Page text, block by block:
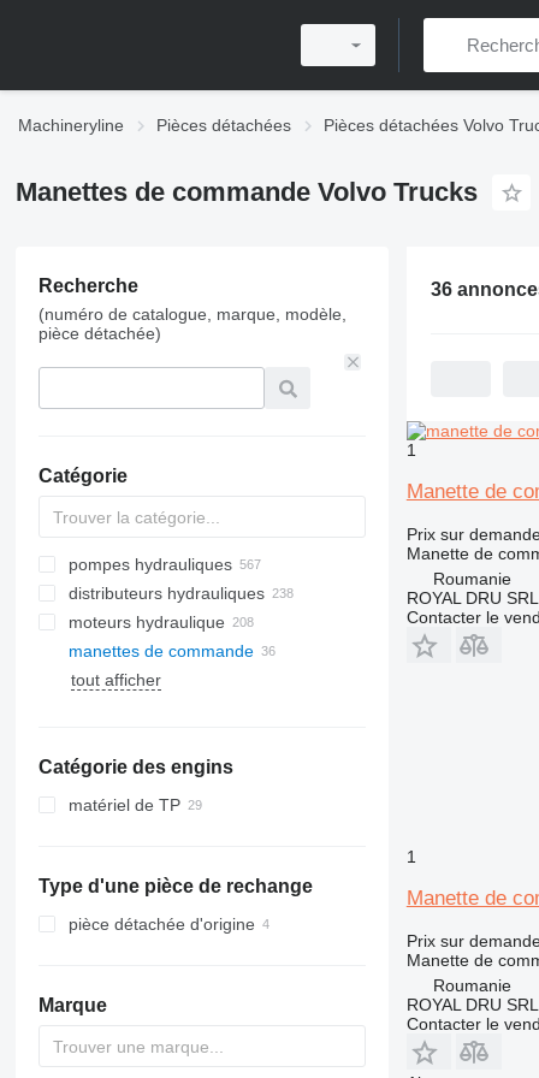
Machineryline Pièces détachées Pièces détachées Volvo
Manettes de commande Volvo Trucks
Recherche
(numéro de catalogue, marque, modèle,
pièce détachée)
Catégorie
pompes hydrauliques
distributeurs hydrauliques
moteurs hydraulique
manettes de commande
tout afficher
Catégorie des engins
matériel de TP
Type d'une pièce de rechange
pièce détachée d'origine
Marque
36
1
Manette de
Prix sur
Manette de
Roumanie
ROYAL DRU SRL
Contacter le
1
Manette de
Prix sur
Manette de
Roumanie
ROYAL DRU SRL
Contacter le